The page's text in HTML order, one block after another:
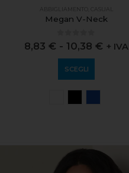
ABBIGLIAMENTO CASUAL
Megan V-Neck
out of 5
8,83 € - 10,38 € + IVA
SCEGLI